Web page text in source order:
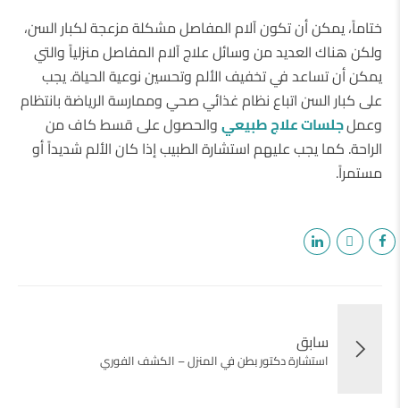
ختاماً، يمكن أن تكون آلام المفاصل مشكلة مزعجة لكبار السن،
ولكن هناك العديد من وسائل علاج آلام المفاصل منزلياً والتي
يمكن أن تساعد في تخفيف الألم وتحسين نوعية الحياة. يجب
على كبار السن اتباع نظام غذائي صحي وممارسة الرياضة بانتظام
وعملجلسات علاج طبيعيوالحصول على قسط كاف من
الراحة. كما يجب عليهم استشارة الطبيب إذا كان الألم شديداً أو
مستمراً.
سابق
استشارة دكتور بطن في المنزل – الكشف الفوري